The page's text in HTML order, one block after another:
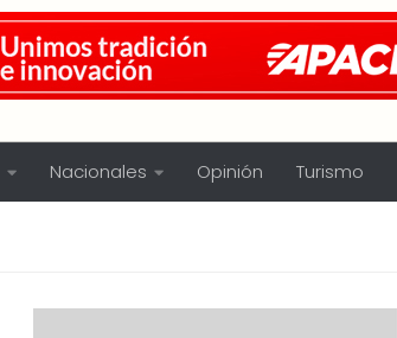
Nacionales Opinión Turismo